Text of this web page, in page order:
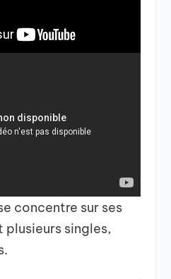
concentre sur ses
singles,